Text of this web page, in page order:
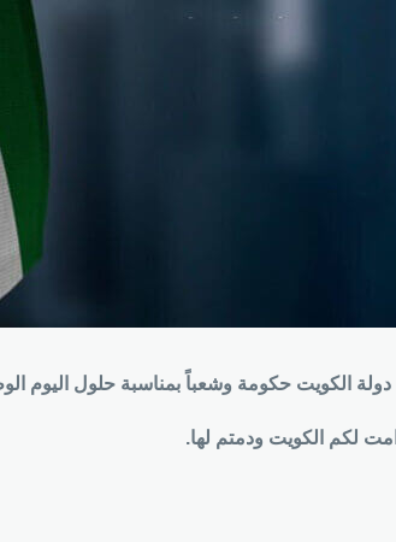
دولة الكويت حكومة وشعباً بمناسبة حلول اليوم
لكم الكويت ودمتم لها.